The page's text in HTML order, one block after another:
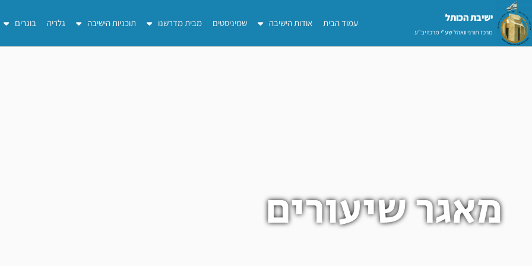
דילוג
לתוכן
ישיבת הכותל​
מרכז תורני וואהל שע"י מרכז יב"ע
עמוד הבית אודות הישיבה שמיניסטים מבית מדרשנו תוכניות הישיבה גלריה בוגרים
מאגר שיעורים